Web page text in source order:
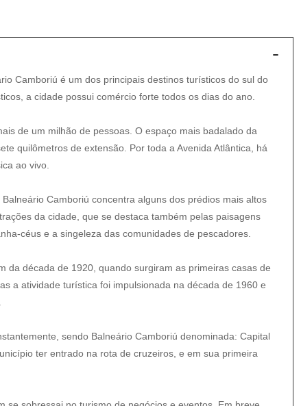
Camboriú é um dos principais destinos turísticos do sul do
a cidade possui comércio forte todos os dias do ano.
de um milhão de pessoas. O espaço mais badalado da
quilômetros de extensão. Por toda a Avenida Atlântica, há
ao vivo.
Camboriú concentra alguns dos prédios mais altos
da cidade, que se destaca também pelas paisagens
céus e a singeleza das comunidades de pescadores.
da década de 1920, quando surgiram as primeiras casas de
a atividade turística foi impulsionada na década de 1960 e
sendo Balneário Camboriú denominada: Capital
ter entrado na rota de cruzeiros, e em sua primeira